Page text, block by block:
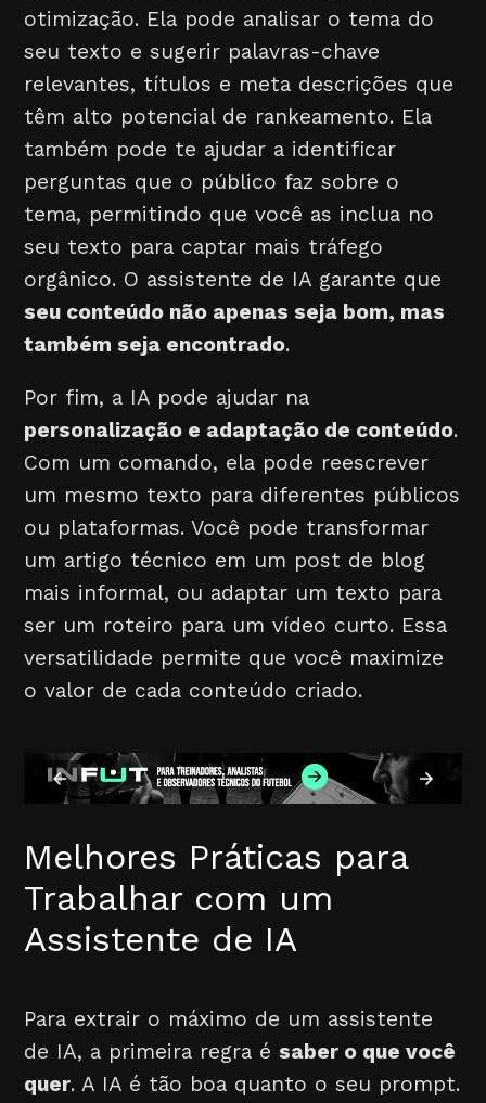
otimização. Ela pode analisar o tema do
seu texto e sugerir palavras-chave
relevantes, títulos e meta descrições que
têm alto potencial de rankeamento. Ela
também pode te ajudar a identificar
perguntas que o público faz sobre o
tema, permitindo que você as inclua no
seu texto para captar mais tráfego
orgânico. O assistente de IA garante que
seu conteúdo não apenas seja bom, mas
também seja encontrado.
Por fim, a IA pode ajudar na
personalização e adaptação de conteúdo.
Com um comando, ela pode reescrever
um mesmo texto para diferentes públicos
ou plataformas. Você pode transformar
um artigo técnico em um post de blog
mais informal, ou adaptar um texto para
ser um roteiro para um vídeo curto. Essa
versatilidade permite que você maximize
o valor de cada conteúdo criado.
Melhores Práticas para
Trabalhar com um
Assistente de IA
Para extrair o máximo de um assistente
de IA, a primeira regra é saber o que você
quer. A IA é tão boa quanto o seu prompt.